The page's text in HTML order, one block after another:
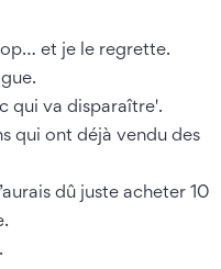
et je le regrette.
qui va disparaître'.
qui ont déjà vendu des
dû juste acheter 10